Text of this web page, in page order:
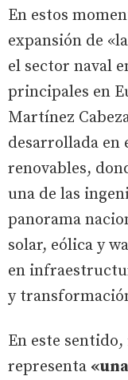
En estos
expansión de
el sector naval
principales en
Martínez
desarrollada en
renovables,
una de las
panorama
solar, eólica y
en
y
En este
representa